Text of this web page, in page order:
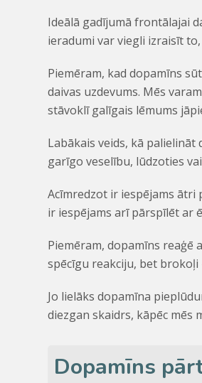
Ideālā gadījumā frontālajai
ieradumi var viegli izraisīt
Piemēram, kad dopamīns
daivas uzdevums. Mēs
stāvoklī galīgais lēmums
Labākais veids, kā
garīgo veselību, lūdzoties
Acīmredzot ir iespējams ātri
ir iespējams arī pārspīlēt ar
Piemēram, dopamīns reaģē
spēcīgu reakciju, bet brokoļi
Jo lielāks dopamīna
diezgan skaidrs, kāpēc mēs
Dopamīns